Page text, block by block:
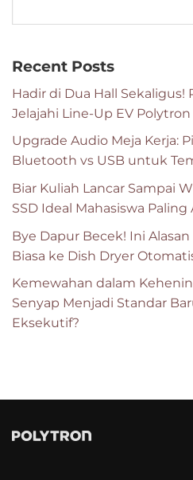
Recent Posts
Hadir di Dua Hall Sekaligus!
Jelajahi Line-Up EV Polytron
Upgrade Audio Meja Kerja:
Bluetooth vs USB untuk
Biar Kuliah Lancar Sampai
SSD Ideal Mahasiswa Paling
Bye Dapur Becek! Ini
Biasa ke Dish Dryer
Kemewahan dalam
Senyap Menjadi Standar
Eksekutif?